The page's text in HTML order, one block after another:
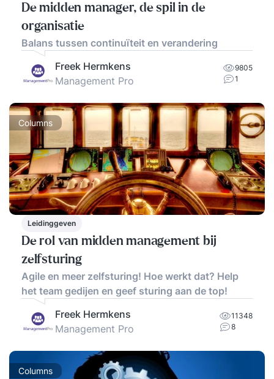
De midden manager, de spil in de
organisatie
Balans tussen continuïteit en verandering
Freek Hermkens
Management Pro
9805
1
Columns
Leidinggeven
De rol van midden management bij
zelfsturing
Agile en meer zelfsturing! Hoe werkt dat? Help
het team gedijen en geef sturing aan de top!
Freek Hermkens
Management Pro
11348
8
Columns